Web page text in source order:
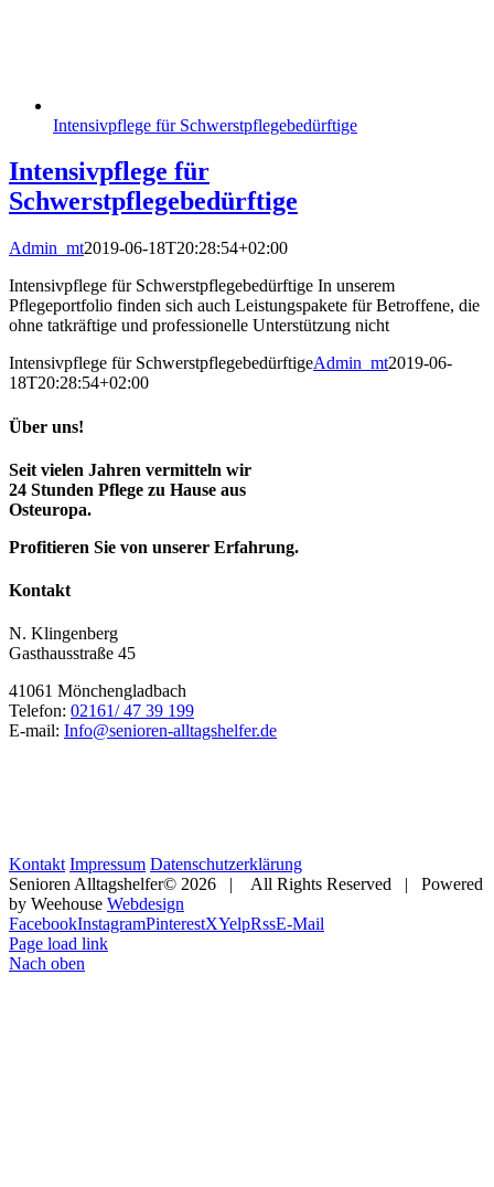
Intensivpflege für Schwerstpflegebedürftige
Intensivpflege für
Schwerstpflegebedürftige
Admin_mt2019-06-18T20:28:54+02:00
Intensivpflege für Schwerstpflegebedürftige In unserem
Pflegeportfolio finden sich auch Leistungspakete für Betroffene, die
ohne tatkräftige und professionelle Unterstützung nicht
Intensivpflege für SchwerstpflegebedürftigeAdmin_mt2019-06-
18T20:28:54+02:00
Über uns!
Seit vielen Jahren vermitteln wir
24 Stunden Pflege zu Hause aus
Osteuropa.
Profitieren Sie von unserer Erfahrung.
Kontakt
N. Klingenberg
Gasthausstraße 45
41061 Mönchengladbach
Telefon: 02161/ 47 39 199
E-mail: Info@senioren-alltagshelfer.de
Kontakt Impressum Datenschutzerklärung
Senioren Alltagshelfer© 2026 | All Rights Reserved | Powered
by Weehouse Webdesign
FacebookInstagramPinterestXYelpRssE-Mail
Page load link
Nach oben